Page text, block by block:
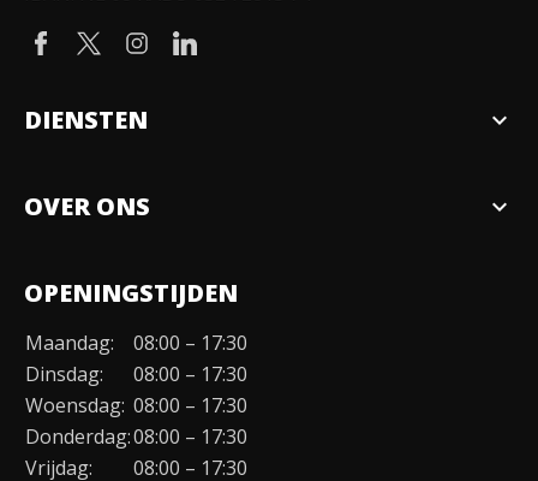
DIENSTEN expand_more
OVER ONS expand_more
Organisatie
Duurzaamheid
Werken bij
Contact
OPENINGSTIJDEN
Maandag:
08:00 – 17:30
Dinsdag:
08:00 – 17:30
Woensdag: 08:00 – 17:30
Donderdag:08:00 – 17:30
Vrijdag:
08:00 – 17:30